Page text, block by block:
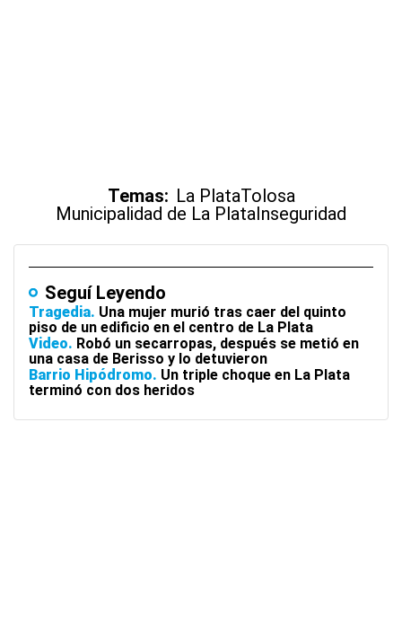
Temas: La PlataTolosa
Municipalidad de La PlataInseguridad
Seguí Leyendo
Tragedia Una mujer murió tras caer del quinto
piso de un edificio en el centro de La Plata
Video Robó un secarropas, después se metió en
una casa de Berisso y lo detuvieron
Barrio Hipódromo Un triple choque en La Plata
terminó con dos heridos